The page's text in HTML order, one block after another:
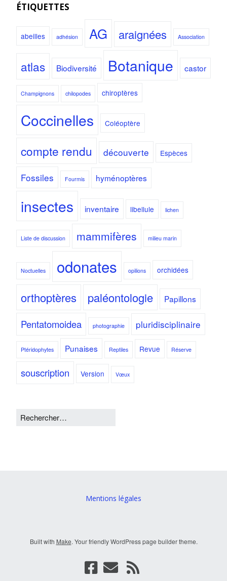
ÉTIQUETTES
abeilles adhésion AG araignées Association
atlas Biodiversité Botanique castor
Champignons chilopodes chiroptères
Coccinelles Coléoptère
compte rendu découverte Espèces
Fossiles Fourmis hyménoptères
insectes inventaire libellule lichen
Liste de discussion mammifères milieu marin
Noctuelles odonates opilions orchidées
orthoptères paléontologie Papillons
Pentatomoidea photographie pluridisciplinaire
Ptéridophytes Punaises Reptiles Revue Réserve
souscription Version Vœux
Mentions légales
Built with Make. Your friendly WordPress page builder theme.